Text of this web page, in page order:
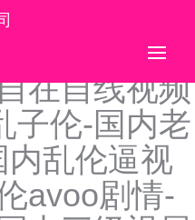
一卡二蜜桃-
内精品亚洲
在自线视频
子伦-国内老
乱伦逼视
avoo剧情-